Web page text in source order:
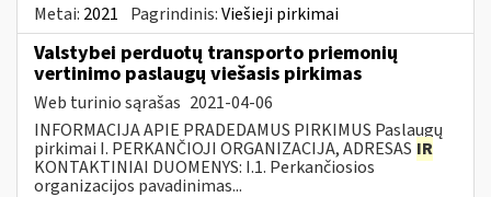
Metai: 2021 Pagrindinis:Viešieji pirkimai
Valstybei perduotų transporto priemonių
vertinimo paslaugų viešasis pirkimas
Web turinio sąrašas 2021-04-06
INFORMACIJA APIE PRADEDAMUS PIRKIMUS Paslaugų
pirkimai I. PERKANČIOJI ORGANIZACIJA, ADRESAS IR
KONTAKTINIAI DUOMENYS: I.1. Perkančiosios
organizacijos pavadinimas...